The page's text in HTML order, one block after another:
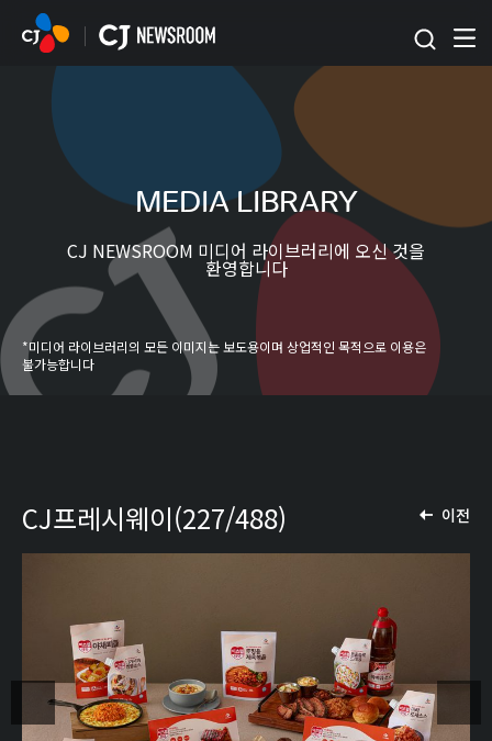
본문 바로가기
MEDIA LIBRARY
CJ NEWSROOM 미디어 라이브러리에 오신 것을
환영합니다
*미디어 라이브러리의 모든 이미지는 보도용이며 상업적인 목적으로 이용은
불가능합니다
이전
CJ프레시웨이(227/488)